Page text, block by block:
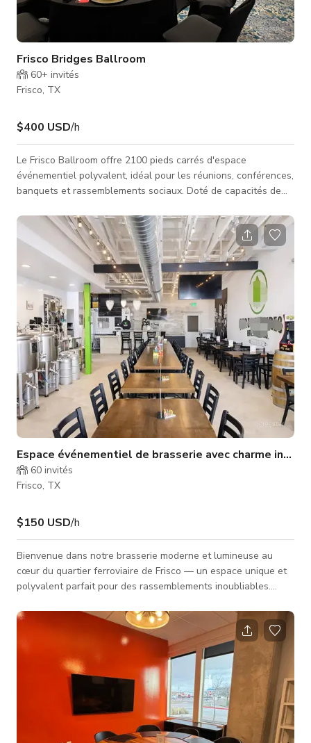
Frisco Bridges Ballroom
60+ invités
Frisco, TX
$400 USD/h
Le Frisco Ballroom offre 2100 pieds carrés d'espace
événementiel polyvalent, idéal pour les réunions, conférences,
banquets et rassemblements sociaux. Doté de capacités de
et une visibilité améliorée sous tous les angles. Les invités
peuvent profiter de la commodité de notre équipe de
restauration sur place, proposant des menus personnalisés
adaptés à toute occasion. De plus, une vaste zone pré-
fonction est dispo
Espace événementiel de brasserie avec charme
60 invités
Frisco, TX
$150 USD/h
Bienvenue dans notre brasserie moderne et lumineuse au
cœur du quartier ferroviaire de Frisco — un espace unique et
polyvalent parfait pour des rassemblements inoubliables.
chaleureux et accueillants, notre lieu offre un décor unique
pour tout, des baby showers et anniversaires aux événements
d'entreprise et célébrations. À l'intérieur, vous trouverez un
aménagement ouvert avec de hauts plafonds, une lumière
naturelle et une esth�